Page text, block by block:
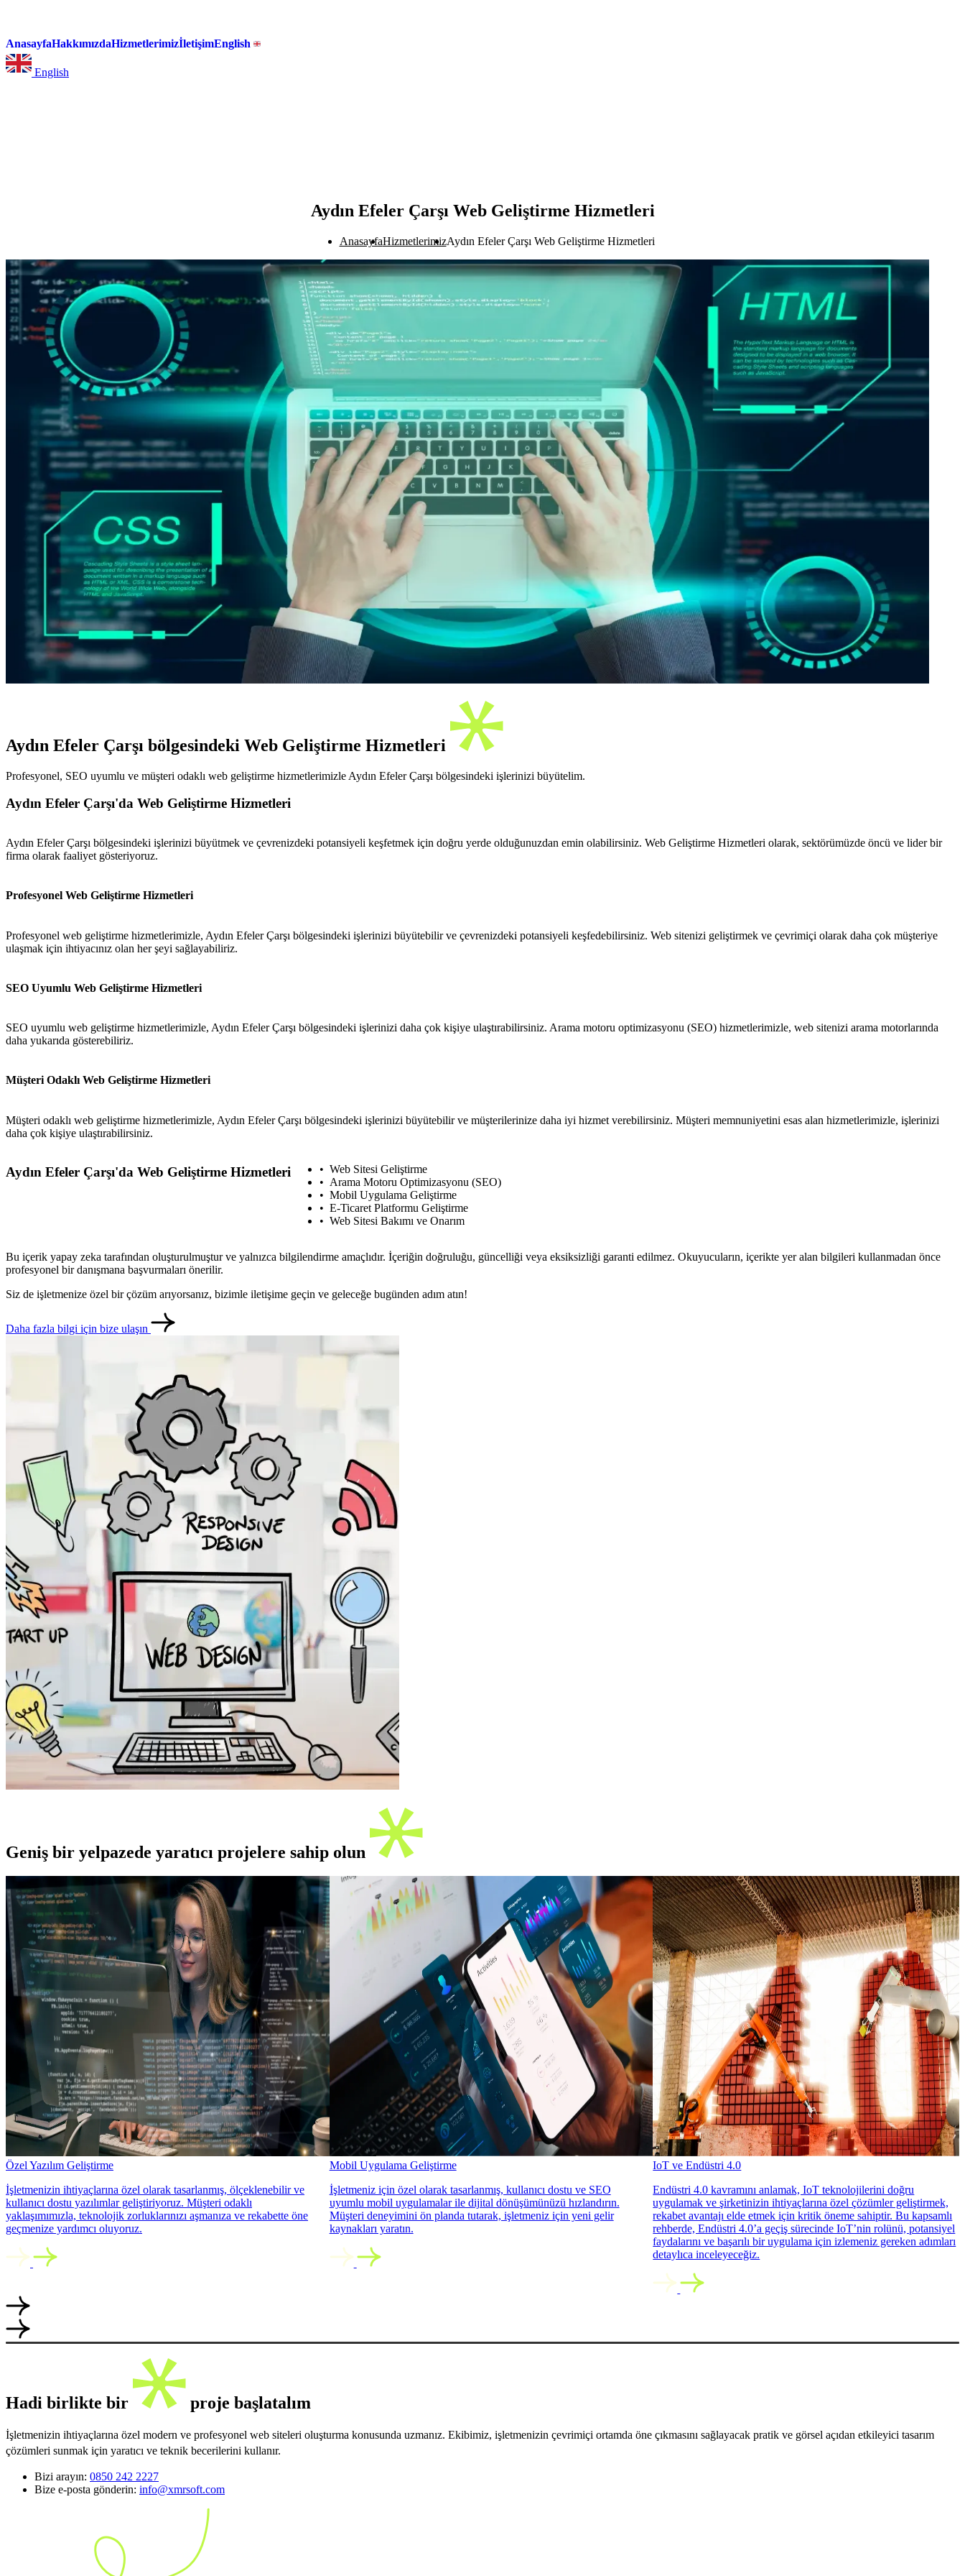
AnasayfaHakkımızdaHizmetlerimizİletişimEnglish
English
Aydın Efeler Çarşı Web Geliştirme Hizmetleri
AnasayfaHizmetlerimizAydın Efeler Çarşı Web Geliştirme Hizmetleri
Aydın Efeler Çarşı bölgesindeki Web Geliştirme Hizmetleri
Profesyonel, SEO uyumlu ve müşteri odaklı web geliştirme hizmetlerimizle Aydın Efeler Çarşı bölgesindeki işlerinizi büyütelim.
Aydın Efeler Çarşı'da Web Geliştirme Hizmetleri
Aydın Efeler Çarşı bölgesindeki işlerinizi büyütmek ve çevrenizdeki potansiyeli keşfetmek için doğru yerde olduğunuzdan emin olabilirsiniz. Web Geliştirme Hizmetleri olarak, sektörümüzde öncü ve lider bir
firma olarak faaliyet gösteriyoruz.
Profesyonel Web Geliştirme Hizmetleri
Profesyonel web geliştirme hizmetlerimizle, Aydın Efeler Çarşı bölgesindeki işlerinizi büyütebilir ve çevrenizdeki potansiyeli keşfedebilirsiniz. Web sitenizi geliştirmek ve çevrimiçi olarak daha çok müşteriye
ulaşmak için ihtiyacınız olan her şeyi sağlayabiliriz.
SEO Uyumlu Web Geliştirme Hizmetleri
SEO uyumlu web geliştirme hizmetlerimizle, Aydın Efeler Çarşı bölgesindeki işlerinizi daha çok kişiye ulaştırabilirsiniz. Arama motoru optimizasyonu (SEO) hizmetlerimizle, web sitenizi arama motorlarında
daha yukarıda gösterebiliriz.
Müşteri Odaklı Web Geliştirme Hizmetleri
Müşteri odaklı web geliştirme hizmetlerimizle, Aydın Efeler Çarşı bölgesindeki işlerinizi büyütebilir ve müşterilerinize daha iyi hizmet verebilirsiniz. Müşteri memnuniyetini esas alan hizmetlerimizle, işlerinizi
daha çok kişiye ulaştırabilirsiniz.
Aydın Efeler Çarşı'da Web Geliştirme Hizmetleri
Web Sitesi Geliştirme
Arama Motoru Optimizasyonu (SEO)
Mobil Uygulama Geliştirme
E-Ticaret Platformu Geliştirme
Web Sitesi Bakımı ve Onarım
Bu içerik yapay zeka tarafından oluşturulmuştur ve yalnızca bilgilendirme amaçlıdır. İçeriğin doğruluğu, güncelliği veya eksiksizliği garanti edilmez. Okuyucuların, içerikte yer alan bilgileri kullanmadan önce
profesyonel bir danışmana başvurmaları önerilir.
Siz de işletmenize özel bir çözüm arıyorsanız, bizimle iletişime geçin ve geleceğe bugünden adım atın!
Daha fazla bilgi için bize ulaşın
Geniş bir yelpazede yaratıcı projelere sahip olun
Özel Yazılım Geliştirme
İşletmenizin ihtiyaçlarına özel olarak tasarlanmış, ölçeklenebilir ve
kullanıcı dostu yazılımlar geliştiriyoruz. Müşteri odaklı
yaklaşımımızla, teknolojik zorluklarınızı aşmanıza ve rekabette öne
geçmenize yardımcı oluyoruz.
Mobil Uygulama Geliştirme
İşletmeniz için özel olarak tasarlanmış, kullanıcı dostu ve SEO
uyumlu mobil uygulamalar ile dijital dönüşümünüzü hızlandırın.
Müşteri deneyimini ön planda tutarak, işletmeniz için yeni gelir
kaynakları yaratın.
IoT ve Endüstri 4.0
Endüstri 4.0 kavramını anlamak, IoT teknolojilerini doğru
uygulamak ve şirketinizin ihtiyaçlarına özel çözümler geliştirmek,
rekabet avantajı elde etmek için kritik öneme sahiptir. Bu kapsamlı
rehberde, Endüstri 4.0’a geçiş sürecinde IoT’nin rolünü, potansiyel
faydalarını ve başarılı bir uygulama için izlemeniz gereken adımları
detaylıca inceleyeceğiz.
Hadi birlikte bir proje başlatalım
İşletmenizin ihtiyaçlarına özel modern ve profesyonel web siteleri oluşturma konusunda uzmanız. Ekibimiz, işletmenizin çevrimiçi ortamda öne çıkmasını sağlayacak pratik ve görsel açıdan etkileyici tasarım
çözümleri sunmak için yaratıcı ve teknik becerilerini kullanır.
Bizi arayın: 0850 242 2227
Bize e-posta gönderin: info@xmrsoft.com